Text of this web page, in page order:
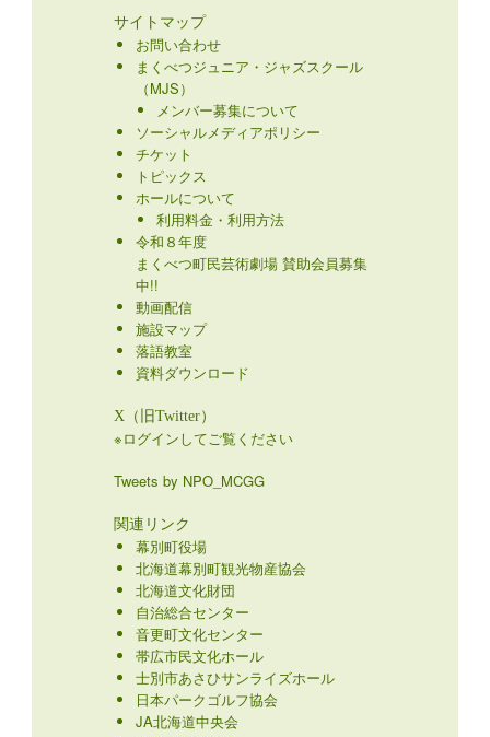
サイトマップ
お問い合わせ
まくべつジュニア・ジャズスクール
（MJS）
メンバー募集について
ソーシャルメディアポリシー
チケット
トピックス
ホールについて
利用料金・利用方法
令和８年度
まくべつ町民芸術劇場 賛助会員募集
中!!
動画配信
施設マップ
落語教室
資料ダウンロード
X（旧Twitter）
※ログインしてご覧ください
Tweets by NPO_MCGG
関連リンク
幕別町役場
北海道幕別町観光物産協会
北海道文化財団
自治総合センター
音更町文化センター
帯広市民文化ホール
士別市あさひサンライズホール
日本パークゴルフ協会
JA北海道中央会